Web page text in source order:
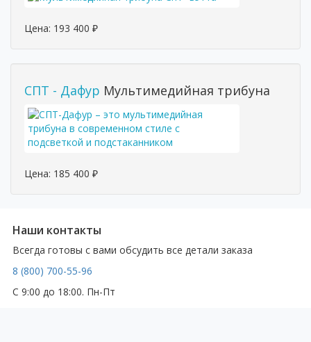
Цена: 193 400 ₽
СПТ - Дафур Мультимедийная трибуна
Цена: 185 400 ₽
Наши контакты
Всегда готовы с вами обсудить все детали заказа
8 (800) 700-55-96
С 9:00 до 18:00. Пн-Пт